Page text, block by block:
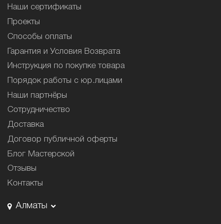
Наши сертификаты
Проекты
Способы оплаты
Гарантия и Условия Возврата
Инструкция по покупке товара
Порядок работы с юр.лицами
Наши партнёры
Сотрудничество
Доставка
Договор публичной оферты
Блог Мастерской
Отзывы
Контакты
Алматы